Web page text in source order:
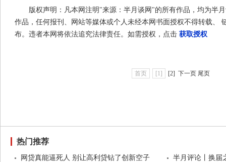
版权声明：凡本网注明"来源：半月谈网"的所有作品，均为半
作品，任何报刊、网站等媒体或个人未经本网书面授权不得转载、
布。违者本网将依法追究法律责任。如需授权，点击 获取授权
首页 [1] [2] 下一页 尾页
热门推荐
网贷真能逼死人 别让高利贷钻了创新空子
半月评论丨换届